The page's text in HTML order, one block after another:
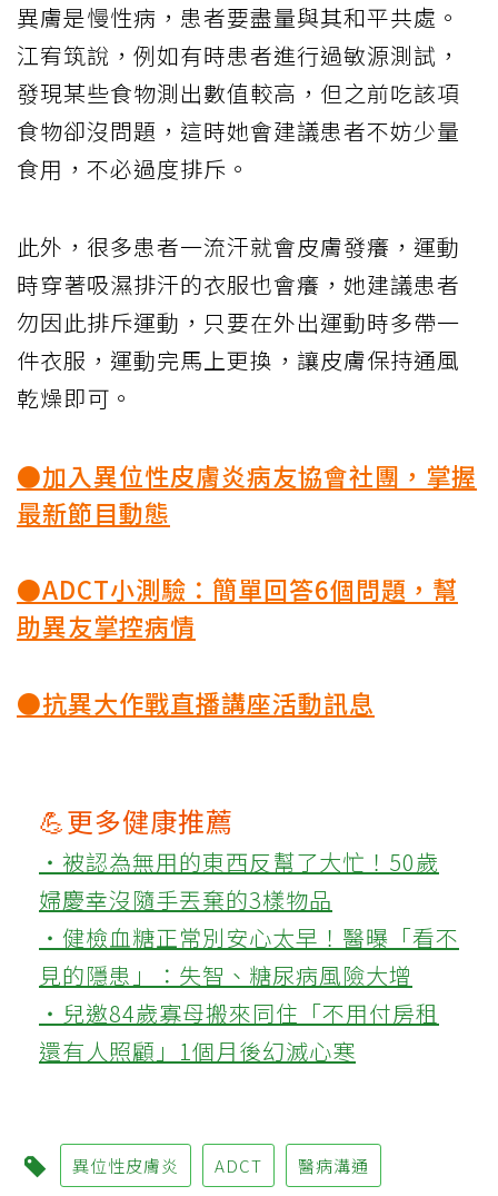
異膚是慢性病，患者要盡量與其和平共處。
江宥筑說，例如有時患者進行過敏源測試，
發現某些食物測出數值較高，但之前吃該項
食物卻沒問題，這時她會建議患者不妨少量
食用，不必過度排斥。
此外，很多患者一流汗就會皮膚發癢，運動
時穿著吸濕排汗的衣服也會癢，她建議患者
勿因此排斥運動，只要在外出運動時多帶一
件衣服，運動完馬上更換，讓皮膚保持通風
乾燥即可。
●加入異位性皮膚炎病友協會社團，掌握
最新節目動態
●ADCT小測驗：簡單回答6個問題，幫
助異友掌控病情
●抗異大作戰直播講座活動訊息
💪更多健康推薦
‧被認為無用的東西反幫了大忙！50歲
婦慶幸沒隨手丟棄的3樣物品
‧健檢血糖正常別安心太早！醫曝「看不
見的隱患」：失智、糖尿病風險大增
‧兒邀84歲寡母搬來同住「不用付房租
還有人照顧」1個月後幻滅心寒
異位性皮膚炎 ADCT 醫病溝通